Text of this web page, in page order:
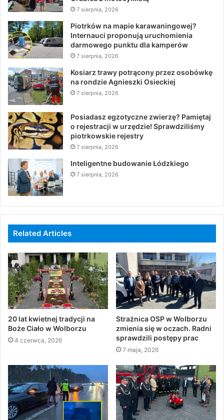
7 sierpnia, 2026
Piotrków na mapie karawaningowej?
Internauci proponują uruchomienia
darmowego punktu dla kamperów
7 sierpnia, 2026
Kosiarz trawy potrącony przez osobówkę
na rondzie Agnieszki Osieckiej
7 sierpnia, 2026
Posiadasz egzotyczne zwierzę? Pamiętaj
o rejestracji w urzędzie! Sprawdziliśmy
piotrkowskie rejestry
7 sierpnia, 2026
Inteligentne budowanie Łódzkiego
7 sierpnia, 2026
Related Articles
20 lat kwietnej tradycji na
Boże Ciało w Wolborzu
4 czerwca, 2026
Strażnica OSP w Wolborzu
zmienia się w oczach. Radni
sprawdzili postępy prac
7 maja, 2026